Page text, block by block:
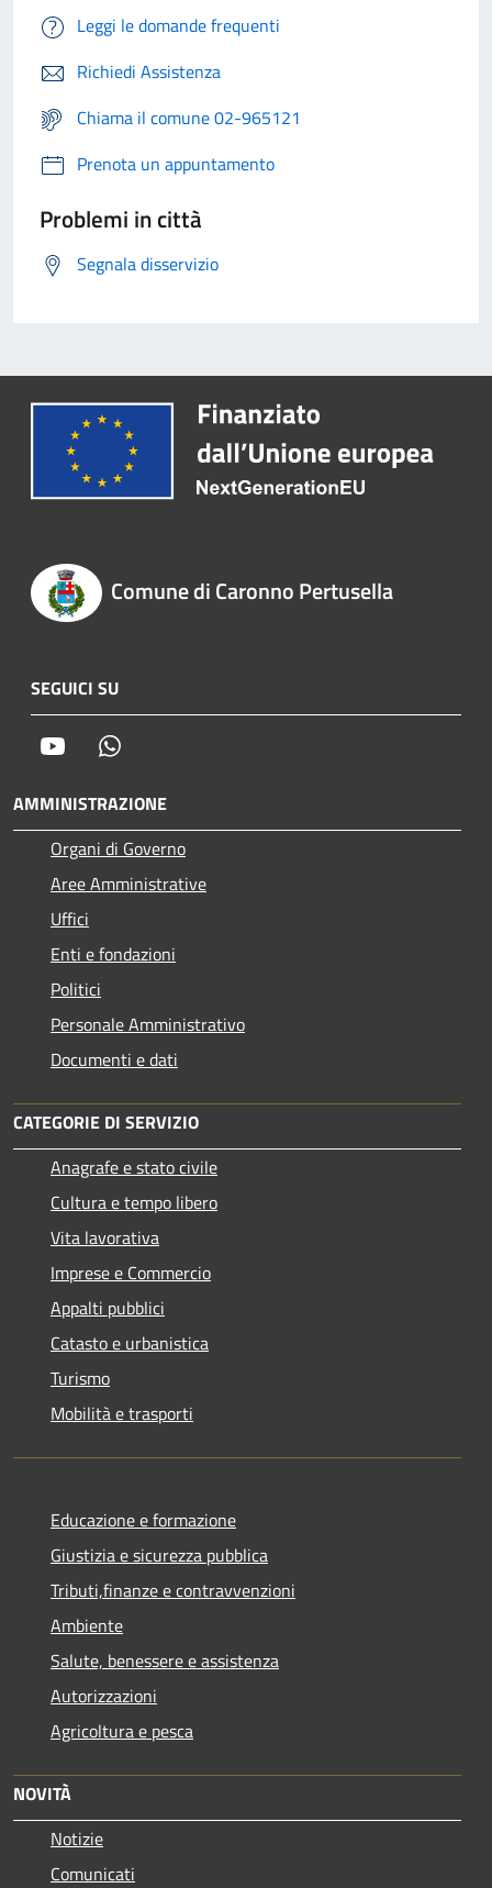
Leggi le domande frequenti
Richiedi Assistenza
Chiama il comune 02-965121
Prenota un appuntamento
Problemi in città
Segnala disservizio
Comune di Caronno Pertusella
SEGUICI SU
Youtube
AMMINISTRAZIONE
Organi di Governo
Aree Amministrative
Uffici
Enti e fondazioni
Politici
Personale Amministrativo
Documenti e dati
CATEGORIE DI SERVIZIO
Anagrafe e stato civile
Cultura e tempo libero
Vita lavorativa
Imprese e Commercio
Appalti pubblici
Catasto e urbanistica
Turismo
Mobilità e trasporti
Educazione e formazione
Giustizia e sicurezza pubblica
Tributi,finanze e contravvenzioni
Ambiente
Salute, benessere e assistenza
Autorizzazioni
Agricoltura e pesca
NOVITÀ
Notizie
Comunicati